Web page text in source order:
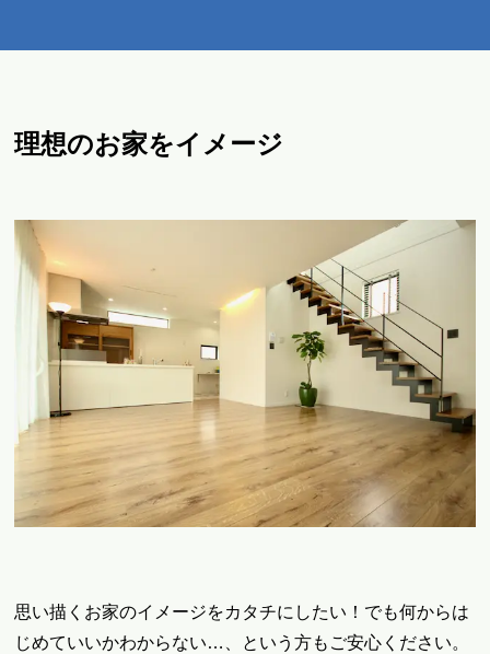
理想のお家をイメージ
思い描くお家のイメージをカタチにしたい！でも何からは
じめていいかわからない…、という方もご安心ください。